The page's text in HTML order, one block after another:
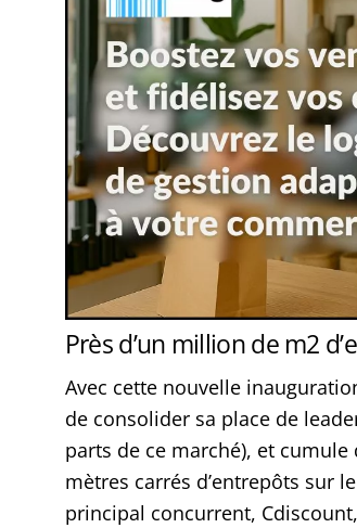
Près d’un million de m2
Avec cette nouvelle
de consolider sa place de
parts de ce marché), et
mètres carrés d’entrepôts sur
principal concurrent,